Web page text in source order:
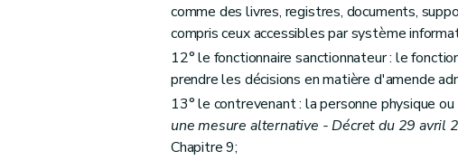
Art. 51
Art. 52
Sous-section 2
Moyens de défense du contrevenant
Art. 54
Art. 55
comme des livres, registres, documents,
compris ceux accessibles par système
12° le fonctionnaire sanctionnateur : le
prendre les décisions en matière d'amende
13° le contrevenant : la personne physique
une mesure alternative - Décret du 29 avril
Chapitre 9;